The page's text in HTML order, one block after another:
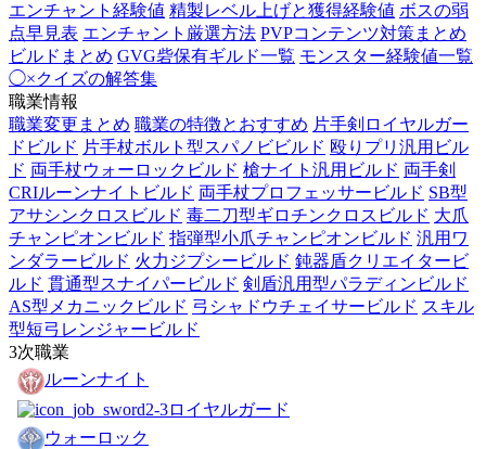
エンチャント経験値 精製レベル上げと獲得経験値 ボスの弱
点早見表 エンチャント厳選方法 PVPコンテンツ対策まとめ
ビルドまとめ GVG砦保有ギルド一覧 モンスター経験値一覧
◯×クイズの解答集
職業情報
職業変更まとめ 職業の特徴とおすすめ 片手剣ロイヤルガー
ドビルド 片手杖ボルト型スパノビビルド 殴りプリ汎用ビル
ド 両手杖ウォーロックビルド 槍ナイト汎用ビルド 両手剣
CRIルーンナイトビルド 両手杖プロフェッサービルド SB型
アサシンクロスビルド 毒二刀型ギロチンクロスビルド 大爪
チャンピオンビルド 指弾型小爪チャンピオンビルド 汎用ワ
ンダラービルド 火力ジプシービルド 鈍器盾クリエイタービ
ルド 貫通型スナイパービルド 剣盾汎用型パラディンビルド
AS型メカニックビルド 弓シャドウチェイサービルド スキル
型短弓レンジャービルド
3次職業
ルーンナイト
ロイヤルガード
ウォーロック